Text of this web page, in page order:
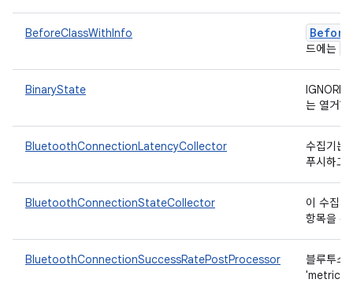
BeforeClassWithInfo Before
드에는
BinaryState
IGNORE
는 열거
BluetoothConnectionLatencyCollector
수집기는
푸시하고
BluetoothConnectionStateCollector
이 수집
항목을
BluetoothConnectionSuccessRatePostProcessor
블루투스
'metric-